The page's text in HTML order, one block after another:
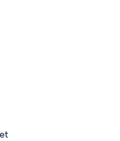
med overmadrass har
kabel-TV.
har dusj og hårføner.
internett inkludert i
og telefon.
kan